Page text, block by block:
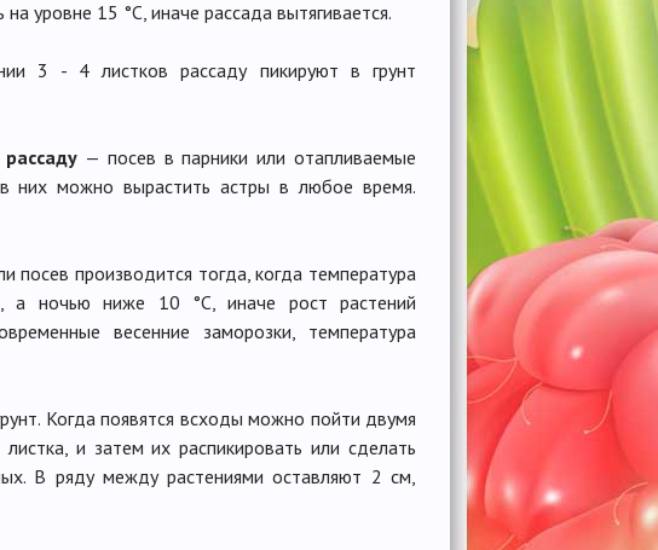
уровне 15 °C, иначе рассада вытягивается.
3 - 4 листков рассаду пикируют в грунт
— посев в парники или отапливаемые
них можно вырастить астры в любое время.
посев производится тогда, когда температура
ночью ниже 10 °C, иначе рост растений
весенние заморозки, температура
Когда появятся всходы можно пойти двумя
и затем их распикировать или сделать
В ряду между растениями оставляют 2 см,